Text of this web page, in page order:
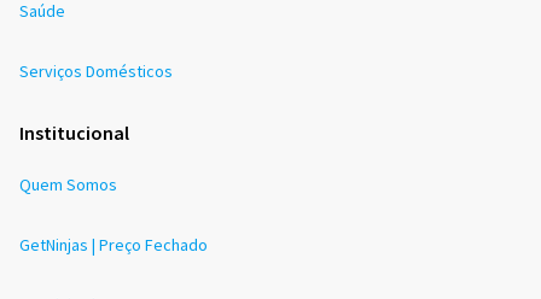
Saúde
Serviços Domésticos
Institucional
Quem Somos
GetNinjas | Preço Fechado